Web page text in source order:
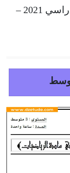
لامتحانات الفصل الثاني للموسم الدراسي 2021 –